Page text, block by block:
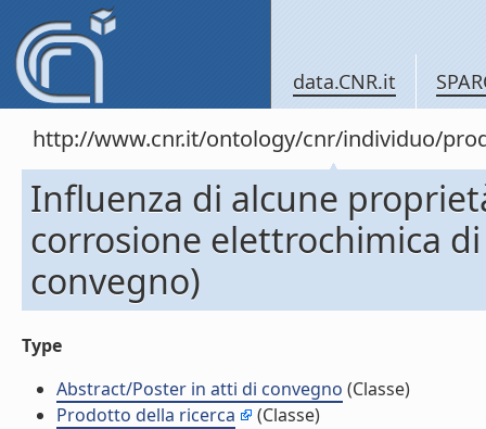
data.CNR.it
http://www.cnr.it/ontology/cnr/individuo/
Influenza di alcune
corrosione elettrochimica
convegno)
Type
Abstract/Poster in atti di convegno (Classe)
Prodotto della ricerca
(Classe)